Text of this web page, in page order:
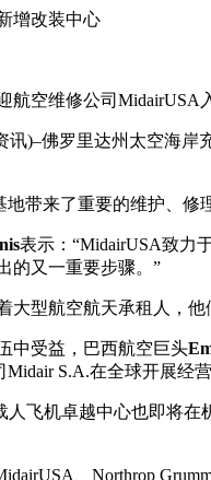
增改装中心
航空维修公司MidairUSA
讯)–佛罗里达州太空海岸
带来了重要的维护、修
表示：“MidairUSA致力
的又一重要步骤。”
大型航空航天承租人，
中受益，巴西航空巨头
S.A.在全球开展经
人飞机卓越中心也即将在
、Northrop